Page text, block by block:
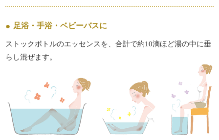
足浴・手浴・ベビーバスに
ストックボトルのエッセンスを、合計で約10滴ほど湯の中に垂
らし混ぜます。